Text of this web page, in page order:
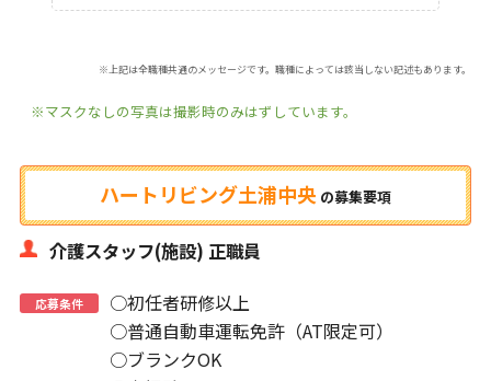
※上記は全職種共通のメッセージです。職種によっては該当しない記述もあります。
※マスクなしの写真は撮影時のみはずしています。
ハートリビング土浦中央 の募集要項
介護スタッフ(施設) 正職員
応募条件
○初任者研修以上
○普通自動車運転免許（AT限定可）
○ブランクOK